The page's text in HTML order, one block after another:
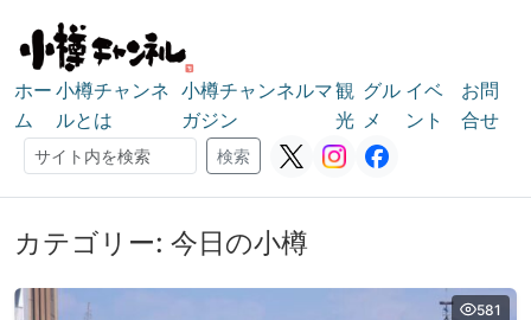
ホー
ム
小樽チャンネ
ルとは
小樽チャンネルマ
ガジン
観
光
グル
メ
イベ
ント
お問
合せ
検索
検索
カテゴリー: 今日の小樽
581